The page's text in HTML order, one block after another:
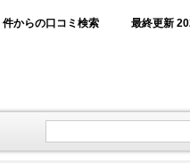
件からの口コミ検索 最終更新